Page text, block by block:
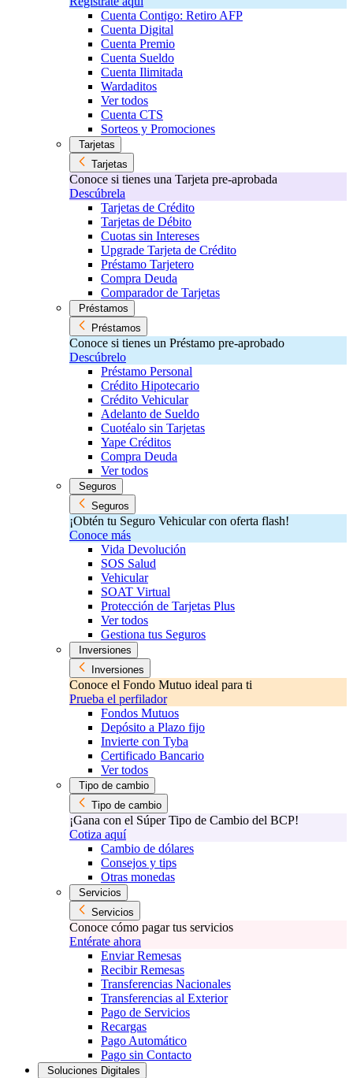
Cuenta Contigo: Retiro AFP
Cuenta Digital
Cuenta Premio
Cuenta Sueldo
Cuenta Ilimitada
Wardaditos
Ver todos
Cuenta CTS
Sorteos y Promociones
Tarjetas
Tarjetas
Conoce si tienes una Tarjeta pre-aprobada
Descúbrela
Tarjetas de Crédito
Tarjetas de Débito
Cuotas sin Intereses
Upgrade Tarjeta de Crédito
Préstamo Tarjetero
Compra Deuda
Comparador de Tarjetas
Préstamos
Préstamos
Conoce si tienes un Préstamo pre-aprobado
Descúbrelo
Préstamo Personal
Crédito Hipotecario
Crédito Vehicular
Adelanto de Sueldo
Cuotéalo sin Tarjetas
Yape Créditos
Compra Deuda
Ver todos
Seguros
Seguros
¡Obtén tu Seguro Vehicular con oferta flash!
Conoce más
Vida Devolución
SOS Salud
Vehicular
SOAT Virtual
Protección de Tarjetas Plus
Ver todos
Gestiona tus Seguros
Inversiones
Inversiones
Conoce el Fondo Mutuo ideal para ti
Prueba el perfilador
Fondos Mutuos
Depósito a Plazo fijo
Invierte con Tyba
Certificado Bancario
Ver todos
Tipo de cambio
Tipo de cambio
¡Gana con el Súper Tipo de Cambio del BCP!
Cotiza aquí
Cambio de dólares
Consejos y tips
Otras monedas
Servicios
Servicios
Conoce cómo pagar tus servicios
Entérate ahora
Enviar Remesas
Recibir Remesas
Transferencias Nacionales
Transferencias al Exterior
Pago de Servicios
Recargas
Pago Automático
Pago sin Contacto
Soluciones Digitales